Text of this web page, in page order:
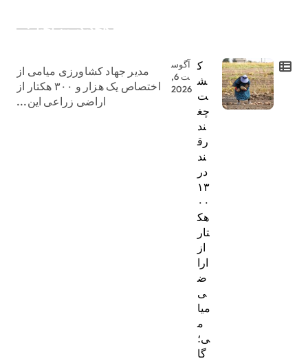
جدیدترین اخبار:
ک
ش
ت
چغ
ند
رق
ند
در
۱۳
۰۰
هک
تار
از
ارا
ض
ی
میا
م
ی؛
گا
آگوس
ت 6,
2026
مدیر جهاد کشاورزی میامی از
اختصاص یک هزار و ۳۰۰ هکتار از
اراضی زراعی این...